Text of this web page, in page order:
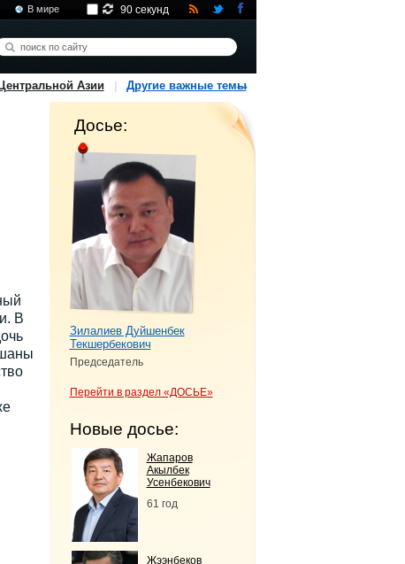
В мире 90 секунд
Азии Другие важные темы
В
Досье:
Зилалиев Дуйшенбек
Текшербекович
Председатель
Перейти в раздел «ДОСЬЕ»
Новые досье:
Жапаров
Акылбек
Усенбекович
61 год
Жээнбеков